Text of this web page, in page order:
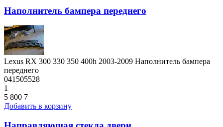
Наполнитель бампера переднего
Lexus RX 300 330 350 400h 2003-2009 Наполнитель бампера
переднего
041505528
1
5 800 7
Добавить в корзину